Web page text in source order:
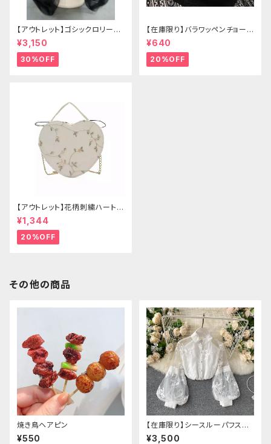
【アウトレット】ゴシックロリータ
ゴールドクラウン＆ホーン(ヴェ
ール付き)
¥3,150
30%OFF
【在庫限り】バラワッペンチョーカ
ー
¥640
20%OFF
【アウトレット】花柄刺繍ハートバ
ッグ
¥1,344
20%OFF
その他の商品
焼き鳥ヘアピン
¥550
【在庫限り】シースルーパフスリ
ーブ刺繍ブラウス
¥3,500